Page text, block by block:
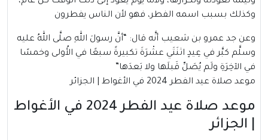
وكذلك بسبب اسمه الفطر، فهو لأن الناس يفطرون
وعن جد عمرو بن شعيب أنَّه قال: “أنَّ رسولَ اللهِ صلَّى اللهُ عليه
وسلَّم كبَّر في عِيدٍ اثنَتَي عشْرَةَ تكبيرةً سبعًا في الأُولى وخمسًا
في الآخِرَةِ ولَم يُصَلِّ قَبلَها ولا بَعدَها”
موعد صلاة عيد الفطر 2024 في الأغواط | الجزائر
موعد صلاة عيد الفطر 2024 في الأغواط
| الجزائر